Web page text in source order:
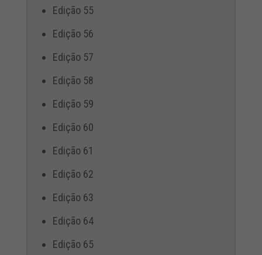
Edição 55
Edição 56
Edição 57
Edição 58
Edição 59
Edição 60
Edição 61
Edição 62
Edição 63
Edição 64
Edição 65